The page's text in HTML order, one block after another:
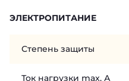
ЭЛЕКТРОПИТАНИЕ
Степень защиты
Ток нагрузки max, А